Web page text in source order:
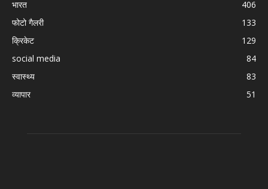
भारत
406
फोटो गैलरी
133
क्रिकेट
129
social media
84
स्वास्थ्य
83
व्यापार
51